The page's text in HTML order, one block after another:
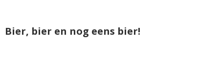
Bier, bier en nog eens bier!